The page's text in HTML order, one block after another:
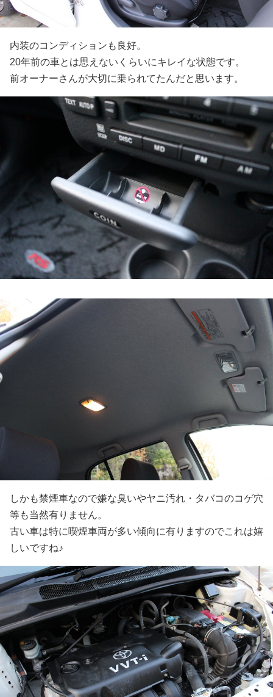
内装のコンディションも良好。
20年前の車とは思えないくらいにキレイな状態です。
前オーナーさんが大切に乗られてたんだと思います。
しかも禁煙車なので嫌な臭いやヤニ汚れ・タバコのコゲ穴
等も当然有りません。
古い車は特に喫煙車両が多い傾向に有りますのでこれは嬉
しいですね♪